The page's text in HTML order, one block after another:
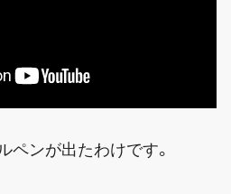
ペンが出たわけです。